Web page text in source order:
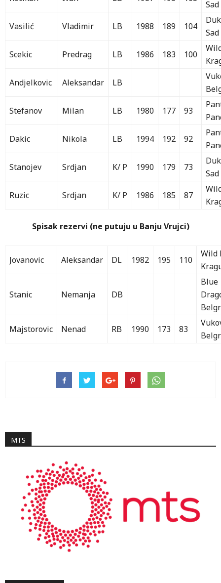
Sad
Vasilić
Vladimir LB 1988 189 104
Sad
Scekic
Predrag LB 1986 183 100
Andjelkovic
Aleksandar LB
Stefanov
Milan LB 1980 177 93
Dakic
Nikola LB 1994 192 92
Stanojev
Srdjan K/ P 1990 179 73
Sad
Ruzic
Srdjan K/ P 1986 185 87
Spisak rezervi (ne putuju u Banju Vrujci)
Jovanovic Aleksandar DL 1982 195 110
Wild
Stanic Nemanja DB
Blue
Majstorovic
Nenad RB 1990 173 83
MTS